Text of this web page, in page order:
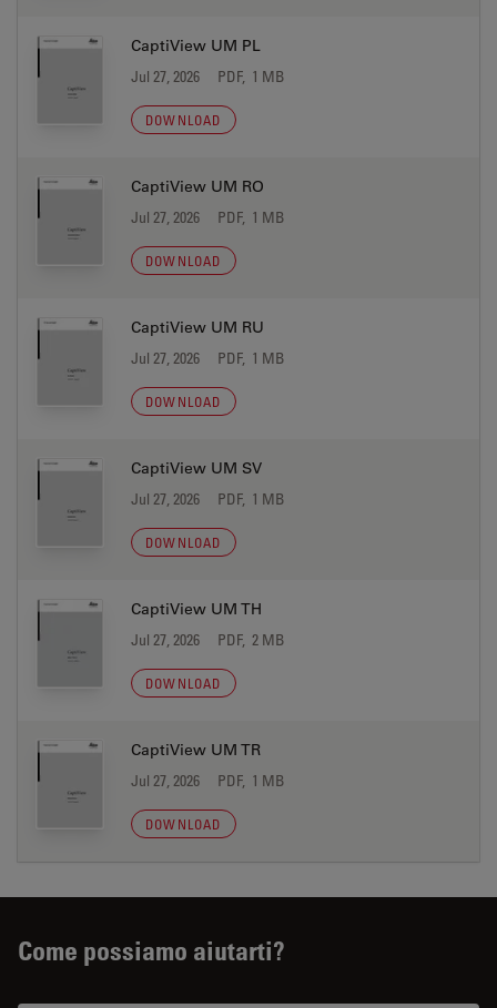
CaptiView UM PL
Jul 27, 2026 PDF, 1 MB
DOWNLOAD
CaptiView UM RO
Jul 27, 2026 PDF, 1 MB
DOWNLOAD
CaptiView UM RU
Jul 27, 2026 PDF, 1 MB
DOWNLOAD
CaptiView UM SV
Jul 27, 2026 PDF, 1 MB
DOWNLOAD
CaptiView UM TH
Jul 27, 2026 PDF, 2 MB
DOWNLOAD
CaptiView UM TR
Jul 27, 2026 PDF, 1 MB
DOWNLOAD
Come possiamo aiutarti?